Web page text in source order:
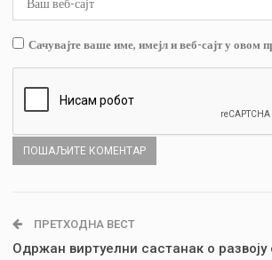
Сачувајте ваше име, имејл и веб-сајт у овом
ПРЕТХОДНА ВЕСТ
Одржан виртуелни састанак о